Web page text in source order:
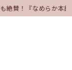
絶賛！『なめらか本